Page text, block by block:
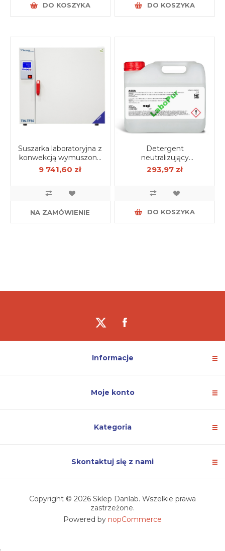
DO KOSZYKA DO KOSZYKA
Suszarka laboratoryjna z
konwekcją wymuszoną
50 l, wersja Basic
9 741,60 zł
NA ZAMÓWIENIE
Detergent
neutralizujący
LABOPUR ASSA 5 kg
293,97 zł
DO KOSZYKA
Informacje
Moje konto
Kategoria
Skontaktuj się z nami
Copyright © 2026 Sklep Danlab. Wszelkie prawa
zastrzeżone.
Powered by nopCommerce